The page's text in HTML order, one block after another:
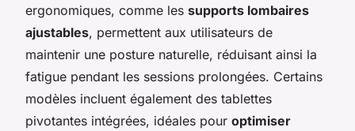
ergonomiques, comme les supports lombaires
ajustables, permettent aux utilisateurs de
maintenir une posture naturelle, réduisant ainsi la
fatigue pendant les sessions prolongées. Certains
modèles incluent également des tablettes
pivotantes intégrées, idéales pour optimiser